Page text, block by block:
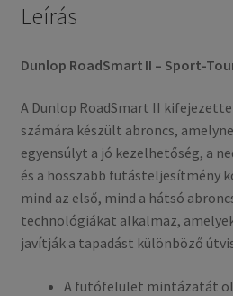
Leírás
Dunlop RoadSmart II – Sport-
A Dunlop RoadSmart II
számára készült abroncs,
egyensúlyt a jó kezelhetőség, a
és a hosszabb futásteljesítmény
mind az első, mind a hátsó
technológiákat alkalmaz,
javítják a tapadást különböző
A futófelület mintázatát